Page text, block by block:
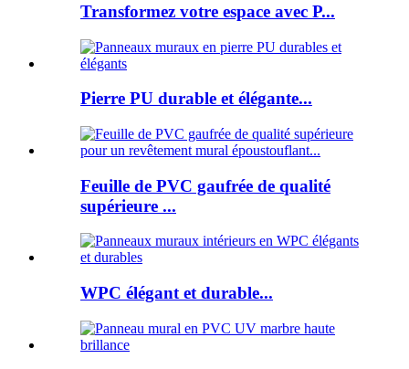
Transformez votre espace avec P...
Pierre PU durable et élégante...
Feuille de PVC gaufrée de qualité
supérieure ...
WPC élégant et durable...